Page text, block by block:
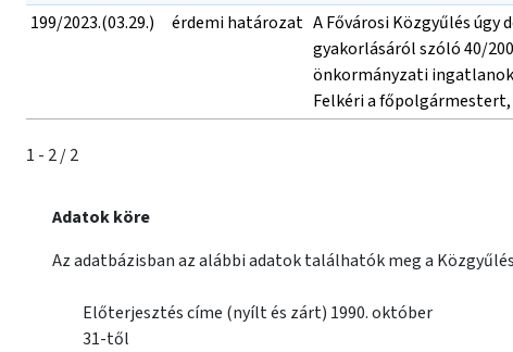
199/2023.(03.29.)
érdemi határozat A Fővárosi Közgyűlés
gyakorlásáról szóló 40/
önkormányzati
Felkéri a
1 - 2 / 2
Adatok köre
Az adatbázisban az alábbi adatok találhatók meg a
Előterjesztés címe (nyílt és zárt) 1990. október
31-től